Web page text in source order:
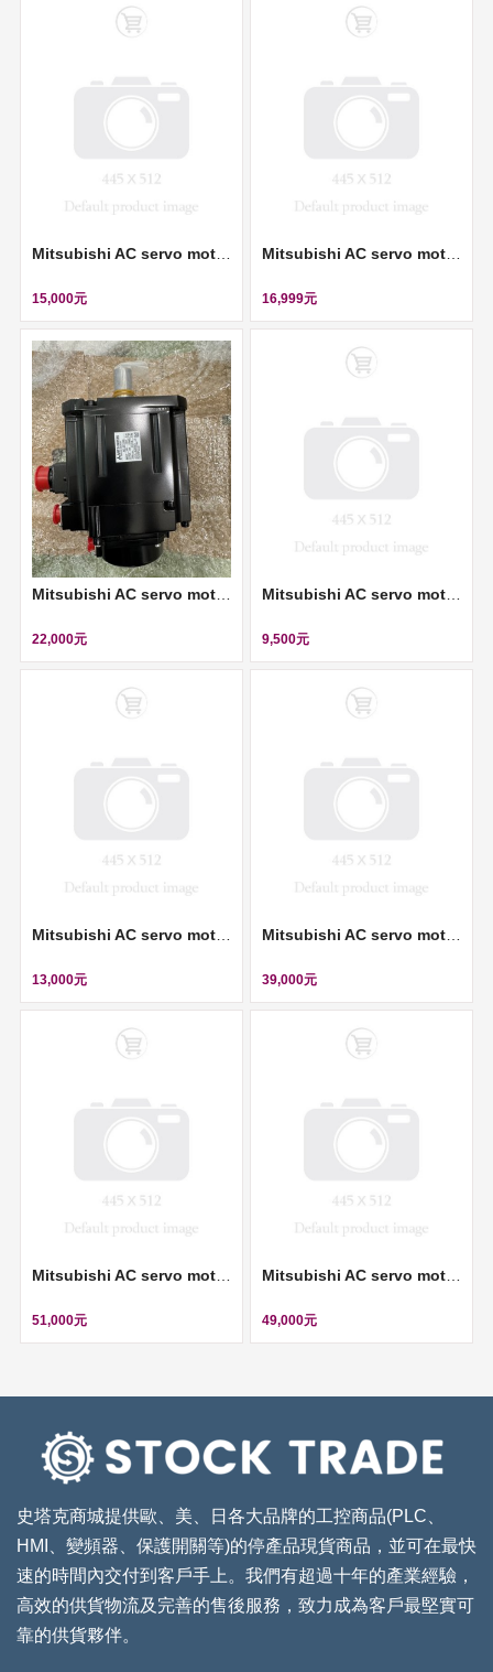
15,000元 16,999元
22,000元 9,500元
13,000元 39,000元
51,000元 49,000元
史塔克商城提供歐、美、日各大品牌的工控商品(PLC、
HMI、變頻器、保護開關等)的停產品現貨商品，並可在最快
速的時間內交付到客戶手上。我們有超過十年的產業經驗，
高效的供貨物流及完善的售後服務，致力成為客戶最堅實可
靠的供貨夥伴。